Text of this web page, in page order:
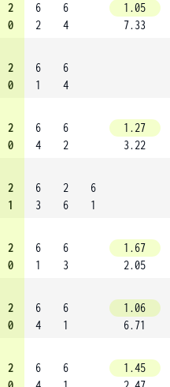
2
0
6
2
6
4
1.05
7.33
2
0
6
1
6
4
2
0
6
4
6
2
1.27
3.22
2
1
6
3
2
6
6
1
2
0
6
1
6
3
1.67
2.05
2
0
6
4
6
1
1.06
6.71
2
6
6
1.45